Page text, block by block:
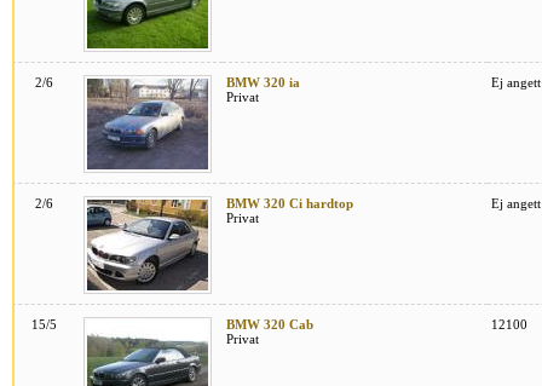
2/6
BMW 320 ia
Privat
Ej angett
2/6
BMW 320 Ci hardtop
Privat
Ej angett
15/5
BMW 320 Cab
Privat
12100